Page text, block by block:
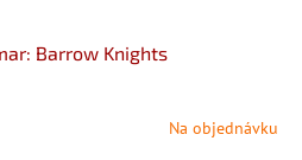
Barrow Knights
Na objednávku